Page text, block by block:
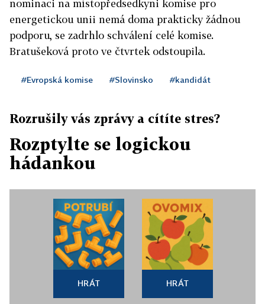
nominaci na místopředsedkyni komise pro
energetickou unii nemá doma prakticky žádnou
podporu, se zadrhlo schválení celé komise.
Bratušeková proto ve čtvrtek odstoupila.
#Evropská komise #Slovinsko #kandidát
Rozrušily vás zprávy a cítíte stres?
Rozptylte se logickou
hádankou
HRÁT HRÁT